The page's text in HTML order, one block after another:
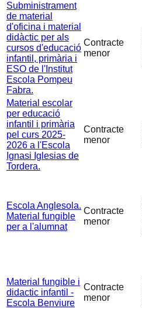
Subministrament
de material
d'oficina i material
didàctic per als
cursos d'educació
infantil, primària i
ESO de l'Institut
Escola Pompeu
Fabra.
Contracte
menor
Material escolar
per educació
infantil i primària
pel curs 2025-
2026 a l'Escola
Ignasi Iglesias de
Tordera.
Contracte
menor
Escola Anglesola.
Material fungible
per a l'alumnat
Contracte
menor
Material fungible i
didactic infantil -
Escola Benviure
Contracte
menor